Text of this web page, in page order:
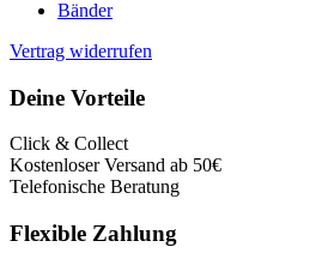
Bänder
Vertrag widerrufen
Deine Vorteile
Click & Collect
Kostenloser Versand ab 50€
Telefonische Beratung
Flexible Zahlung